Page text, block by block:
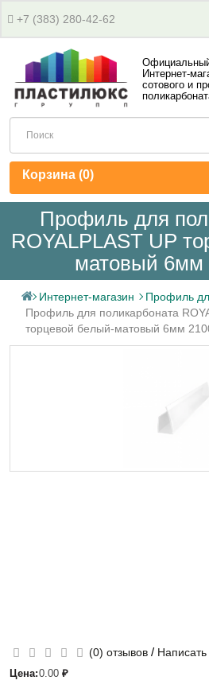
+7 (383) 280-42-62
Интернет-
сотового и
Корзина (0)
Профиль для
ROYALPLAST UP
матовый 6мм
Интернет-магазин
Профиль
Профиль для поликарбоната
торцевой белый-матовый 6мм
(0) отзывов / Написать
Цена:0.00 ₽